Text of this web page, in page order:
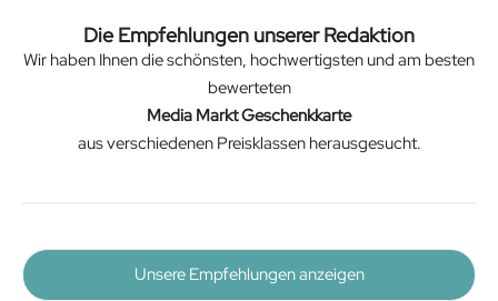
Die Empfehlungen unserer Redaktion
Wir haben Ihnen die schönsten, hochwertigsten und am besten
bewerteten
Media Markt Geschenkkarte
aus verschiedenen Preisklassen herausgesucht.
Unsere Empfehlungen anzeigen